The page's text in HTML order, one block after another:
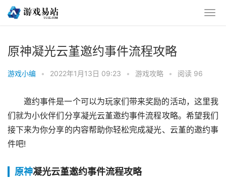
原神凝光云堇邀约事件流程攻略
游戏小编 • 2022年1月13日 09:23 • 游戏攻略 • 阅读 96
邀约事件是一个可以为玩家们带来奖励的活动，这里我
们就为小伙伴们分享凝光云堇邀约事件流程攻略。希望我们
接下来为你分享的内容帮助你轻松完成凝光、云堇的邀约事
件吧!
原神凝光云堇邀约事件流程攻略